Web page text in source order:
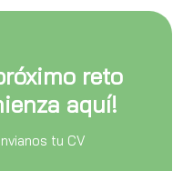
reto
aquí!
tu CV